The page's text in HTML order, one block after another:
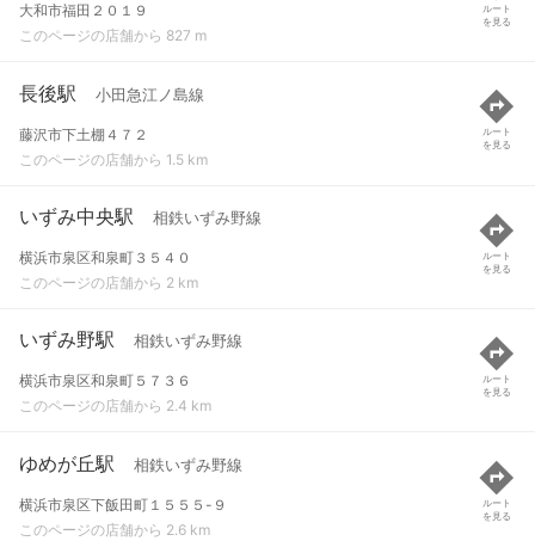
大和市福田２０１９
このページの店舗から 827 m
ルート
を見る
長後駅 小田急江ノ島線
藤沢市下土棚４７２
このページの店舗から 1.5 km
ルート
を見る
いずみ中央駅 相鉄いずみ野線
横浜市泉区和泉町３５４０
このページの店舗から 2 km
ルート
を見る
いずみ野駅 相鉄いずみ野線
横浜市泉区和泉町５７３６
このページの店舗から 2.4 km
ルート
を見る
ゆめが丘駅 相鉄いずみ野線
横浜市泉区下飯田町１５５５-９
このページの店舗から 2.6 km
ルート
を見る